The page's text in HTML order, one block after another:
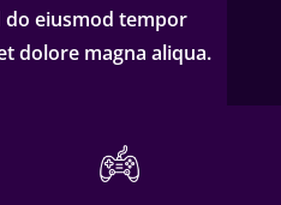
do eiusmod tempor
dolore magna aliqua.